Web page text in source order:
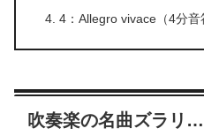
4：Allegro vivace（4分
吹奏楽の名曲ズラリ…